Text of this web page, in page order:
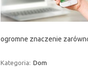
ogromne znaczenie
Kategoria: Dom